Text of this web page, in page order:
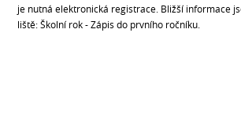
je nutná elektronická registrace. Bližší informace
liště: Školní rok - Zápis do prvního ročníku.